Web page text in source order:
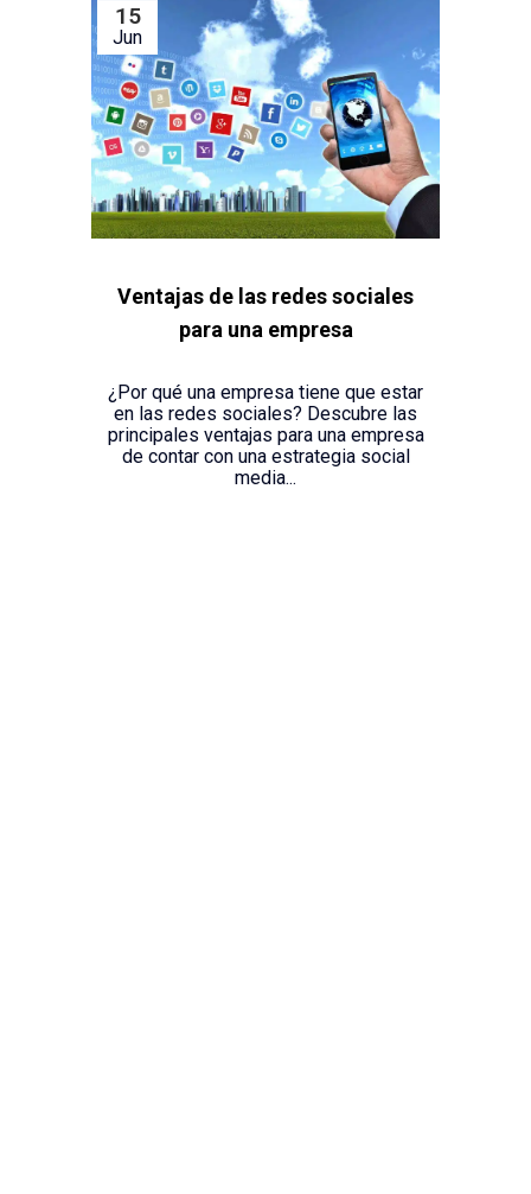
15
Jun
Ventajas de las redes sociales
para una empresa
¿Por qué una empresa tiene que estar
en las redes sociales? Descubre las
principales ventajas para una empresa
de contar con una estrategia social
media...